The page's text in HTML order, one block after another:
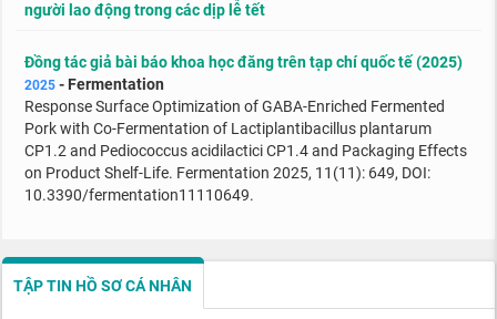
người lao động trong các dịp lễ tết
Đồng tác giả bài báo khoa học đăng trên tạp chí quốc tế (2025)
2025 - Fermentation
Response Surface Optimization of GABA-Enriched Fermented
Pork with Co-Fermentation of Lactiplantibacillus plantarum
CP1.2 and Pediococcus acidilactici CP1.4 and Packaging Effects
on Product Shelf-Life. Fermentation 2025, 11(11): 649, DOI:
10.3390/fermentation11110649.
TẬP TIN HỒ SƠ CÁ NHÂN